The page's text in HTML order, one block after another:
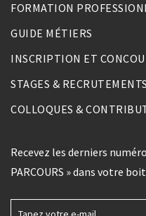
FORMATION
GUIDE MÉTIERS
INSCRIPTION ET
STAGES & RECRUTEMENTS
COLLOQUES &
Recevez les derniers
PARCOURS » dans votre